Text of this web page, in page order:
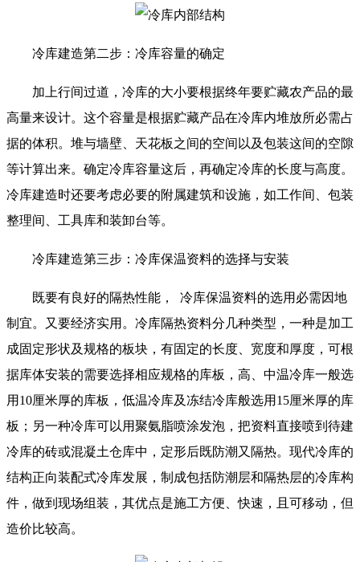
冷库建造第二步：冷库容量的确定
加上行间过道，冷库的大小要根据终年要贮藏农产品的最
高量来设计。这个容量是根据贮藏产品在冷库内堆放所必需占
据的体积。堆与墙壁、天花板之间的空间以及包装这间的空隙
等计算出来。确定冷库容量这后，再确定冷库的长度与高度。
冷库建造时还要考虑必要的附属建筑和设施，如工作间、包装
整理间、工具库和装卸台等。
冷库建造第三步：冷库保温资料的选择与安装
既要有良好的隔热性能， 冷库保温资料的选用必需因地
制宜。又要经济实用。冷库隔热资料分几种类型，一种是加工
成固定形状及规格的板块，有固定的长度、宽度和厚度，可根
据库体安装的需要选择相应规格的库板，高、中温冷库一般选
用10厘米厚的库板，低温冷库及冻结冷库般选用15厘米厚的库
板；另一种冷库可以用聚氨脂喷涂发泡，把资料直接喷到待建
冷库的砖或混凝土仓库中，定形后既防潮又隔热。现代冷库的
结构正向装配式冷库发展，制成包括防潮层和隔热层的冷库构
件，做到现场组装，其优点是施工方便、快速，且可移动，但
造价比较高。